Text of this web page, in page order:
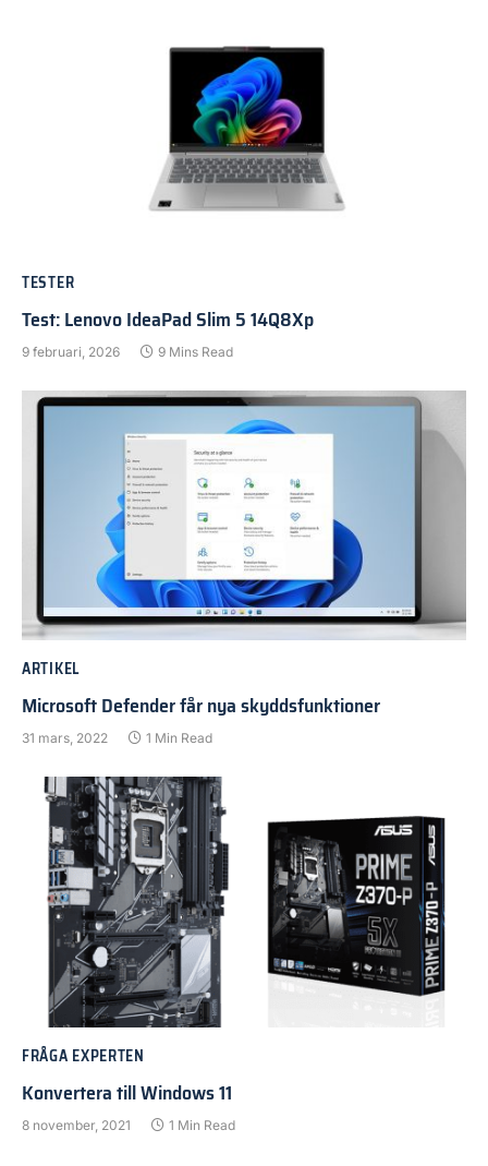
TESTER
Test: Lenovo IdeaPad Slim 5 14Q8Xp
9 februari, 2026 9 Mins Read
ARTIKEL
Microsoft Defender får nya skyddsfunktioner
31 mars, 2022 1 Min Read
FRÅGA EXPERTEN
Konvertera till Windows 11
8 november, 2021 1 Min Read